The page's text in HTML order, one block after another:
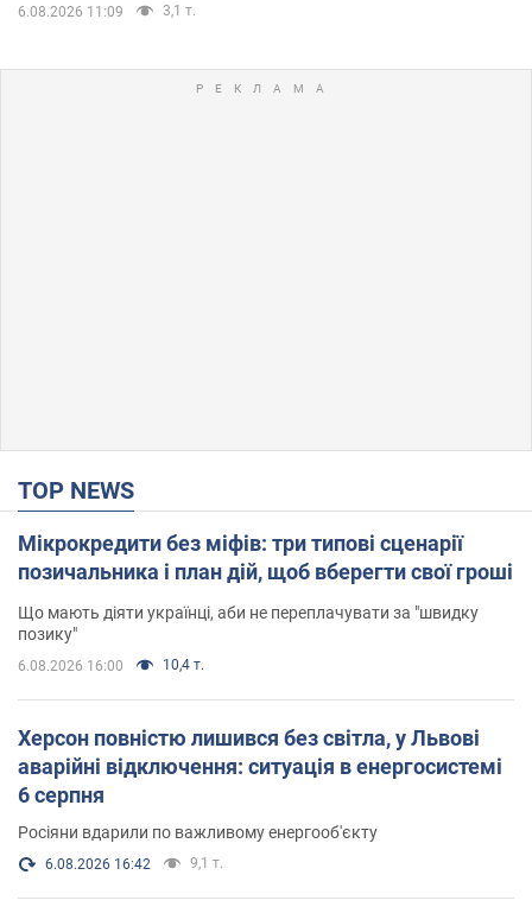
6.08.2026 11:09 3,1 т.
TOP NEWS
Мікрокредити без міфів: три типові сценарії
позичальника і план дій, щоб вберегти свої гроші
Що мають діяти українці, аби не переплачувати за "швидку
позику"
6.08.2026 16:00 10,4 т.
Херсон повністю лишився без світла, у Львові
аварійні відключення: ситуація в енергосистемі
6 серпня
Росіяни вдарили по важливому енергооб'єкту
6.08.2026 16:42 9,1 т.